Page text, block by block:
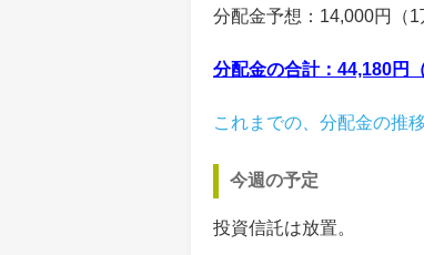
分配金予想：14,000円（1
分配金の合計：44,180円
これまでの、分配金の推
今週の予定
投資信託は放置。